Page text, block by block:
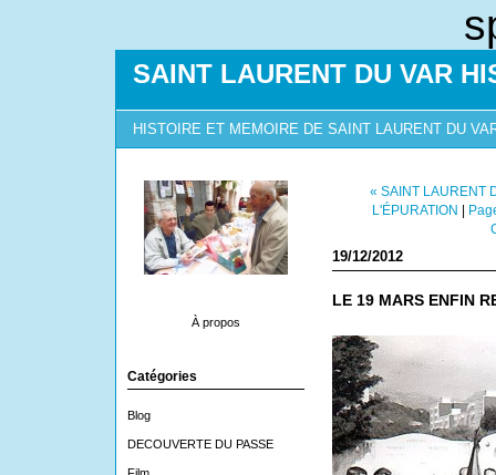
SAINT LAURENT DU VAR
HISTOIRE ET MEMOIRE DE SAINT LAURENT DU
À propos
Catégories
Blog
DECOUVERTE DU PASSE
« SAINT LAURENT
L'ÉPURATION |
19/12/2012
LE 19 MARS ENFIN